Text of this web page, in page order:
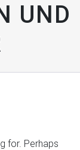
UND
for. Perhaps